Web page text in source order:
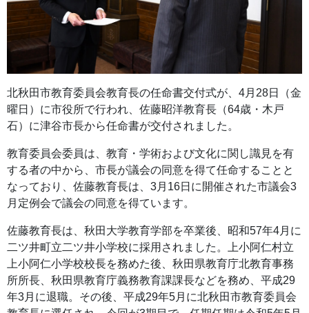
北秋田市教育委員会教育長の任命書交付式が、4月28日（金
曜日）に市役所で行われ、佐藤昭洋教育長（64歳・木戸
石）に津谷市長から任命書が交付されました。
教育委員会委員は、教育・学術および文化に関し識見を有
する者の中から、市長が議会の同意を得て任命することと
なっており、佐藤教育長は、3月16日に開催された市議会3
月定例会で議会の同意を得ています。
佐藤教育長は、秋田大学教育学部を卒業後、昭和57年4月に
二ツ井町立二ツ井小学校に採用されました。上小阿仁村立
上小阿仁小学校校長を務めた後、秋田県教育庁北教育事務
所所長、秋田県教育庁義務教育課課長などを務め、平成29
年3月に退職。その後、平成29年5月に北秋田市教育委員会